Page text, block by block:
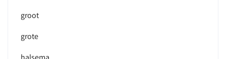
groot
grote